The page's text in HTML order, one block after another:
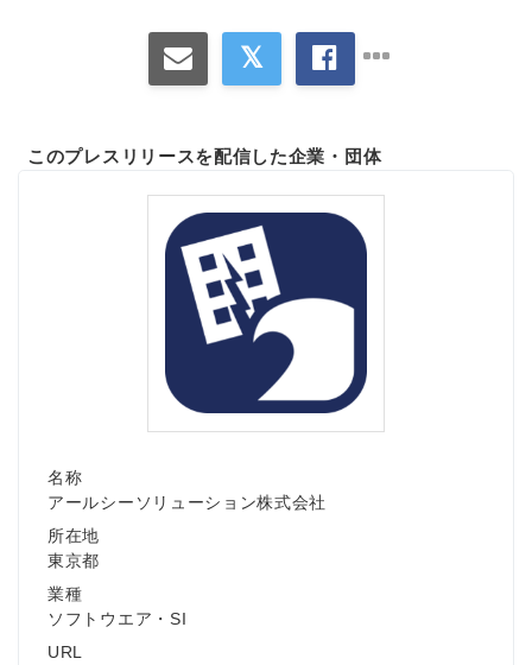
このプレスリリースを配信した企業・団体
名称
アールシーソリューション株式会社
所在地
東京都
業種
ソフトウエア・SI
URL